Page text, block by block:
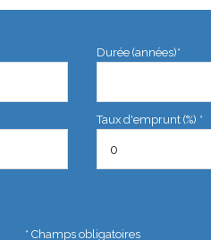
Durée (années)*
Taux d'emprunt (%) *
* Champs obligatoires